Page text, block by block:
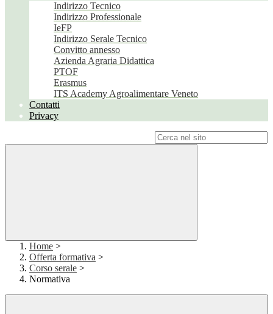
Indirizzo Tecnico
Indirizzo Professionale
IeFP
Indirizzo Serale Tecnico
Convitto annesso
Azienda Agraria Didattica
PTOF
Erasmus
ITS Academy Agroalimentare Veneto
Contatti
Privacy
Home >
Offerta formativa >
Corso serale >
Normativa